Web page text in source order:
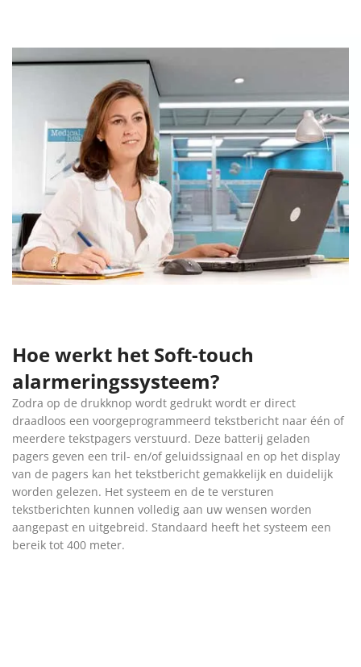
Hoe werkt het Soft-touch
alarmeringssysteem?
Zodra op de drukknop wordt gedrukt wordt er direct
draadloos een voorgeprogrammeerd tekstbericht naar één of
meerdere tekstpagers verstuurd. Deze batterij geladen
pagers geven een tril- en/of geluidssignaal en op het display
van de pagers kan het tekstbericht gemakkelijk en duidelijk
worden gelezen. Het systeem en de te versturen
tekstberichten kunnen volledig aan uw wensen worden
aangepast en uitgebreid. Standaard heeft het systeem een
bereik tot 400 meter.